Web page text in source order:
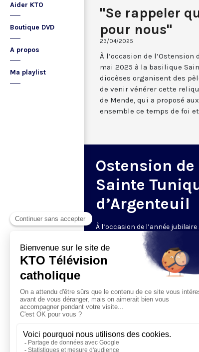
Aider KTO
Boutique DVD
A propos
Ma playlist
"Se rappeler
pour nous"
23/04/2025
À l’occasion de l’Ostension
mai 2025 à la basilique
diocèses organisent des
de venir vénérer cette
de Mende, qui a proposé
ensemble ce temps de foi
Ostension de
Sainte
d’Argenteuil
À l’occasion de l’année
ostension exceptionnelle de la
est organisée cette année du 18
2025 à la Basilique d’Argenteuil.
événement important tant
Pontoise que pour tous les
occasion, KTO vous propose
prière des milliers de pèlerins
une programmation spéciale.
Visiter la page de